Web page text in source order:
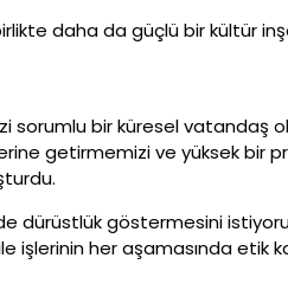
daha da güçlü bir kültür
sorumlu bir küresel vatandaş
getirmemizi ve yüksek bir
dürüstlük göstermesini
işlerinin her aşamasında etik